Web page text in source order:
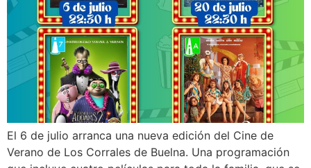
El 6 de julio arranca una nueva edición del Cine de
Verano de Los Corrales de Buelna. Una programación